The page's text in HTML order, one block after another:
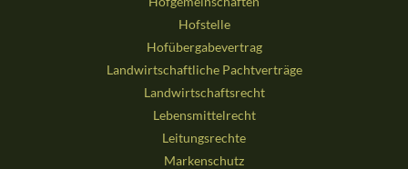
Hofstelle
Hofübergabevertrag
Landwirtschaftliche Pachtverträge
Landwirtschaftsrecht
Lebensmittelrecht
Leitungsrechte
Markenschutz